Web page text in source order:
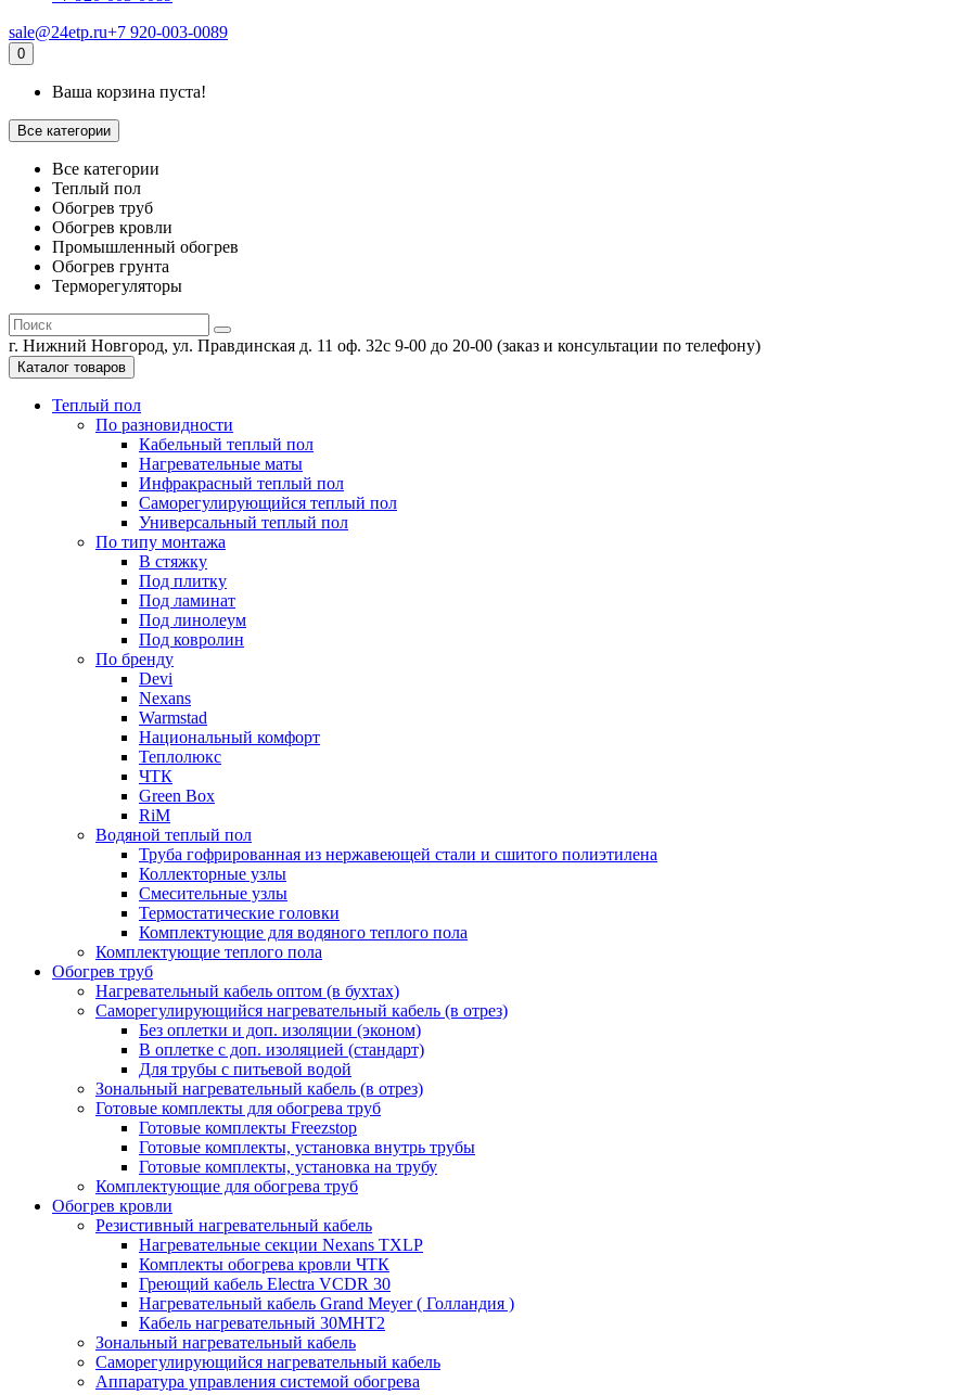
sale@24etp.ru+7 920-003-0089
0
Ваша корзина пуста!
Все категории
Все категории
Теплый пол
Обогрев труб
Обогрев кровли
Промышленный обогрев
Обогрев грунта
Терморегуляторы
г. Нижний Новгород, ул. Правдинская д. 11 оф. 32с 9-00 до 20-00 (заказ и консультации по телефону)
Каталог товаров
Теплый пол
По разновидности
Кабельный теплый пол
Нагревательные маты
Инфракрасный теплый пол
Саморегулирующийся теплый пол
Универсальный теплый пол
По типу монтажа
В стяжку
Под плитку
Под ламинат
Под линолеум
Под ковролин
По бренду
Devi
Nexans
Warmstad
Национальный комфорт
Теплолюкс
ЧТК
Green Box
RiM
Водяной теплый пол
Труба гофрированная из нержавеющей стали и сшитого полиэтилена
Коллекторные узлы
Смесительные узлы
Термостатические головки
Комплектующие для водяного теплого пола
Комплектующие теплого пола
Обогрев труб
Нагревательный кабель оптом (в бухтах)
Саморегулирующийся нагревательный кабель (в отрез)
Без оплетки и доп. изоляции (эконом)
В оплетке с доп. изоляцией (стандарт)
Для трубы с питьевой водой
Зональный нагревательный кабель (в отрез)
Готовые комплекты для обогрева труб
Готовые комплекты Freezstop
Готовые комплекты, установка внутрь трубы
Готовые комплекты, установка на трубу
Комплектующие для обогрева труб
Обогрев кровли
Резистивный нагревательный кабель
Нагревательные секции Nexans TXLP
Комплекты обогрева кровли ЧТК
Греющий кабель Electra VCDR 30
Нагревательный кабель Grand Meyer ( Голландия )
Кабель нагревательный 30МНТ2
Зональный нагревательный кабель
Саморегулирующийся нагревательный кабель
Аппаратура управления системой обогрева